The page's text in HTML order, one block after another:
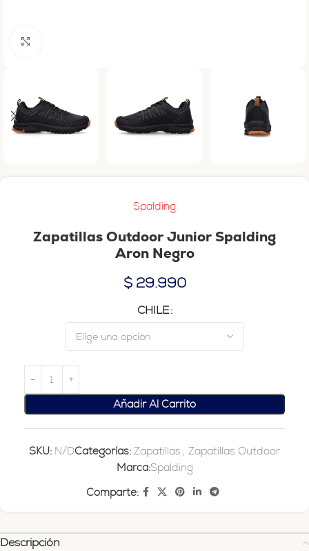
Spalding
Zapatillas Outdoor Junior Spalding
Aron Negro
$29.990
CHILE
Añadir Al Carrito
SKU: N/DCategorías: Zapatillas , Zapatillas Outdoor
Marca:Spalding
Comparte:
Descripción